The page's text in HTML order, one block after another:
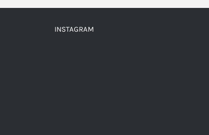
INSTAGRAM